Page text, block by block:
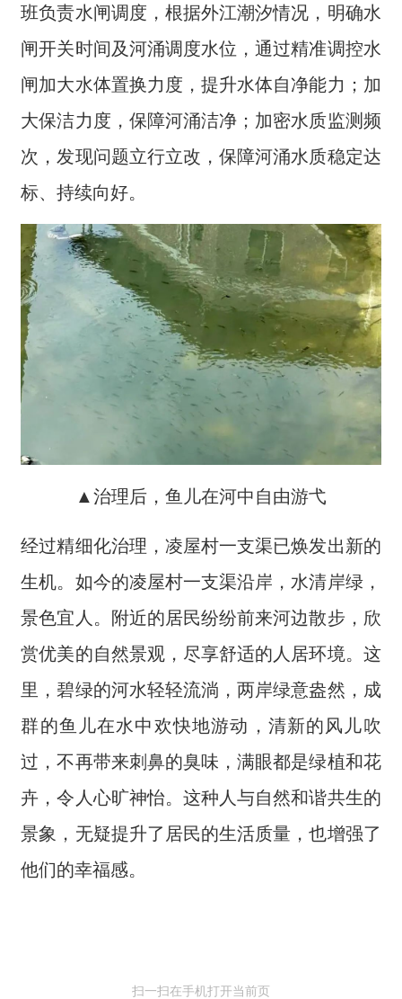
班负责水闸调度，根据外江潮汐情况，明确水
闸开关时间及河涌调度水位，通过精准调控水
闸加大水体置换力度，提升水体自净能力；加
大保洁力度，保障河涌洁净；加密水质监测频
次，发现问题立行立改，保障河涌水质稳定达
标、持续向好。
▲治理后，鱼儿在河中自由游弋
经过精细化治理，凌屋村一支渠已焕发出新的
生机。如今的凌屋村一支渠沿岸，水清岸绿，
景色宜人。附近的居民纷纷前来河边散步，欣
赏优美的自然景观，尽享舒适的人居环境。这
里，碧绿的河水轻轻流淌，两岸绿意盎然，成
群的鱼儿在水中欢快地游动，清新的风儿吹
过，不再带来刺鼻的臭味，满眼都是绿植和花
卉，令人心旷神怡。这种人与自然和谐共生的
景象，无疑提升了居民的生活质量，也增强了
他们的幸福感。
扫一扫在手机打开当前页